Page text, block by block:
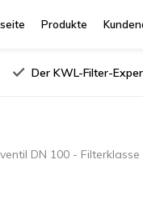
Produkte
Der KWL-Filter-
DN 100 - Filterklasse